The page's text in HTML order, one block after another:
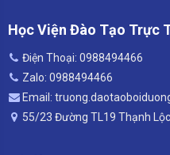
Học Viện Đào Tạo Trực
Điện Thoại: 0988494466
Zalo: 0988494466
Email:
55/23 Đường TL19 Thạnh